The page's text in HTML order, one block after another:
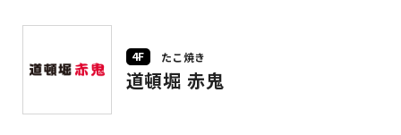
4F たこ焼き
道頓堀 赤鬼